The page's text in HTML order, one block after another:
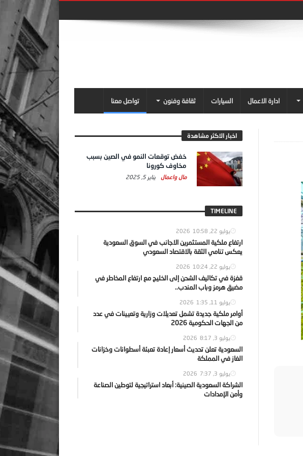
ادارة الاعمال السيارات ثقافة وفنون تواصل معنا
اخبار الاكثر مشاهدة
خفض توقعات النمو في الصين بسبب
مخاوف كورونا
مال واعمال يناير 5, 2025
TIMELINE
يوليو 22, 2026 10:58
ارتفاع ملكية المستثمرين الاجانب في السوق السعودية
يعكس تنامي الثقة بالاقتصاد السعودي
يوليو 22, 2026 10:24
قفزة في تكاليف الشحن إلى الخليج مع ارتفاع المخاطر في
مضيق هرمز وباب المندب..
يوليو 11, 2026 1:35
أوامر ملكية جديدة تشمل تعديلات وزارية وتعيينات في عدد
من الجهات الحكومية 2026
يوليو 3, 2026 8:17
السعودية تعلن تحديث أسعار إعادة تعبئة أسطوانات وخزانات
الغاز في المملكة
يوليو 3, 2026 7:37
الشراكة السعودية الصينية: أبعاد استراتيجية لتوطين الصناعة
وأمن الإمدادات